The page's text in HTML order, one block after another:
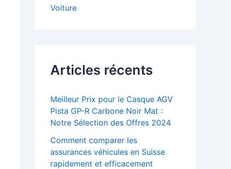
Voiture
Articles récents
Meilleur Prix pour le Casque AGV
Pista GP-R Carbone Noir Mat :
Notre Sélection des Offres 2024
Comment comparer les
assurances véhicules en Suisse
rapidement et efficacement